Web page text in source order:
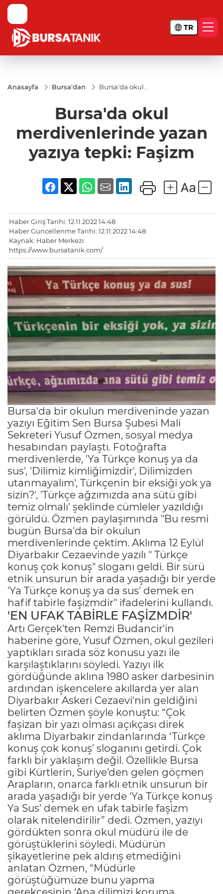
TR
Anasayfa Bursa'dan
Bursa'da okul
tepki: Faşizm
Bursa'da okul
merdivenlerinde yazan
yazıya tepki: Faşizm
Haber Giriş Tarihi: 12.11.2022 14:48
Haber Güncellenme Tarihi: 12.11.2022 14:48
Kaynak: Haber Merkezi
https://www.bursatanik.com/
Bursa'da bir okulun merdiveninde yazan
yazıyı Eğitim Sen Bursa Şubesi Mali
Sekreteri Yusuf Özmen, sosyal medya
hesabından paylaştı. Fotoğrafta
merdivenlerde, 'Ya Türkçe konuş ya da
sus', 'Dilimiz kimliğimizdir', Dilimizden
utanmayalım', Türkçenin bir eksiği yok ya
sizin?', 'Türkçe ağzımızda ana sütü gibi
temiz olmalı' şeklinde cümleler yazıldığı
görüldü. Özmen paylaşımında "Bu resmi
bugün Bursa'da bir okulun
merdivenlerinde çektim. Aklıma 12 Eylül
Diyarbakır Cezaevinde yazılı " Türkçe
konuş çok konuş" sloganı geldi. Bir sürü
etnik unsurun bir arada yaşadığı bir yerde
'Ya Türkçe konuş ya da sus' demek en
hafif tabirle faşizmdir" ifadelerini kullandı.
'EN UFAK TABİRLE FAŞİZMDİR'
Artı Gerçek'ten Remzi Budancir'in
haberine göre, Yusuf Özmen, okul gezileri
yaptıkları sırada söz konusu yazı ile
karşılaştıklarını söyledi. Yazıyı ilk
gördüğünde aklına 1980 asker darbesinin
ardından işkencelere akıllarda yer alan
Diyarbakır Askeri Cezaevi'nin geldiğini
belirten Özmen şöyle konuştu: “Çok
faşizan bir yazı olması açıkçası direk
aklıma Diyarbakır zindanlarında ‘Türkçe
konuş çok konuş’ sloganını getirdi. Çok
farklı bir yaklaşım değil. Özellikle Bursa
gibi Kürtlerin, Suriye’den gelen göçmen
Arapların, onarca farklı etnik unsurun bir
arada yaşadığı bir yerde ‘Ya Türkçe konuş
Ya Sus’ demek en ufak tabirle faşizm
olarak nitelendirilir” dedi. Özmen, yazıyı
gördükten sonra okul müdürü ile de
görüştüklerini söyledi. Müdürün
şikayetlerine pek aldırış etmediğini
anlatan Özmen, “Müdürle
görüştüğümüze bunu yapma